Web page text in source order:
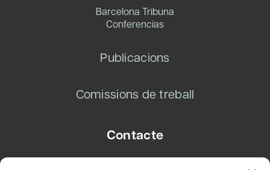
Barcelona Tribuna
Conferencias
Publicacions
Comissions de treball
Contacte